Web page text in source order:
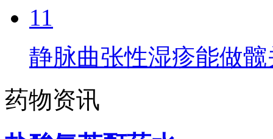
11
静脉曲张性湿疹能做
药物资讯